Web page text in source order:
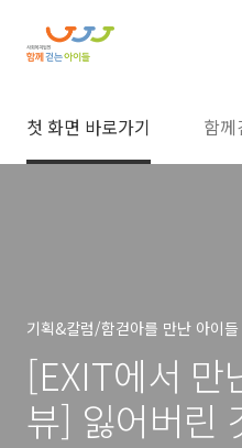
첫 화면 바로가기 함께
기획&칼럼/함걷아를 만난 아이들
[EXIT에서 만
뷰] 잃어버린